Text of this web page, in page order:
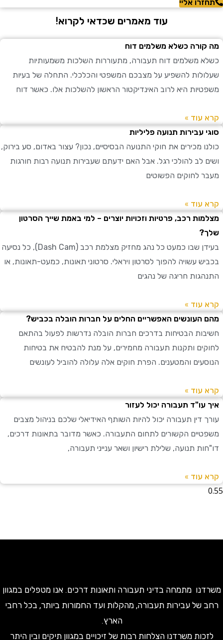
אליי
עוד מאמרים שכדאי לקרוא!
כשלא משלמים דוח
משלמים דוח תעבורה, מתעוררות השלכות משמעותיות
להשפיע על מצבכם המשפטי והכלכלי. התחלה של בעיות
היא לרוב האינדיקטור הראשון להשלכות אלו. כאשר דוח
»
עבירות תנועה פליליות
מכירים את חוקי התנועה הבסיסיים, נכון? עצור באדום, סע בירוק,
לב להולכי רגל. אבל האם ידעתם שעבירות תנועה רבות חורגות
לחוקים הפשוטים
»
רכב, פרטיות וזכויות יוצרים – למי באמת שייך הסרטון
בעידן שבו כמעט כל נהג מחזיק מצלמת רכב (Dash Cam), כל נסיעה
עשויה להפוך לסרטון ויראלי. סרטוני תאונות, כמעט-תאונות, או
חריגה של נהגים
»
האפשריים החלים על חברות הובלה בכביש?
הבטיחות בדרכים חברות הובלה נדרשות לפעול בהתאם
ותקנות תעבורה מחמירים, על מנת להבטיח את בטיחות
והמטענים. הפרת חוקים אלה עלולה להוביל לעונשים
»
תעבורה יכול לעזור
דין תעבורה יכול להיות השותף האידיאלי שלכם בניהול מצבים
הקשורים לתחום התעבורה. כאשר מדובר בתאונות דרכים,
תנועה, שלילת רישיון ושאר ענייני תעבורה,
»
מתמחה בדיני תעבורה ותאונות דרכים. אנו מטפלים במגוון
עבירות תעבורה, מהקלות ועד החמורות ביותר, בכל רחבי
הארץ.
משרדנו הצלחות רבות של זיכויים במגוון תיקים ובין היתר